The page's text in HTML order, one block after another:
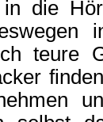
die
teure